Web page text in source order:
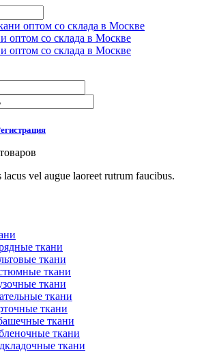
vel augue laoreet rutrum faucibus.
ткани
ткани
ткани
ткани
ткани
ткани
ткани
ткани
ткани